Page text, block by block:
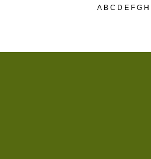
A B C D E F G H